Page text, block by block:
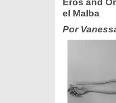
Eros and
el Malba
Por